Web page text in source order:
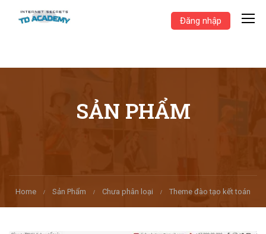
Đăng nhập
SẢN PHẨM
Home Sản Phẩm Chưa phân loại Theme đào tạo kết toán